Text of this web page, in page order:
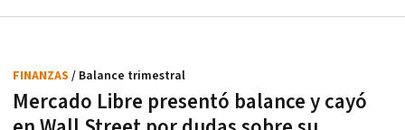
Mercado Libre presentó balance y cayó
FINANZAS / Balance trimestral